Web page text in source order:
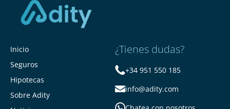
Inicio
Seguros
Hipotecas
Sobre Adity
¿Tienes dudas?
+34 951 550 185
info@adity.com